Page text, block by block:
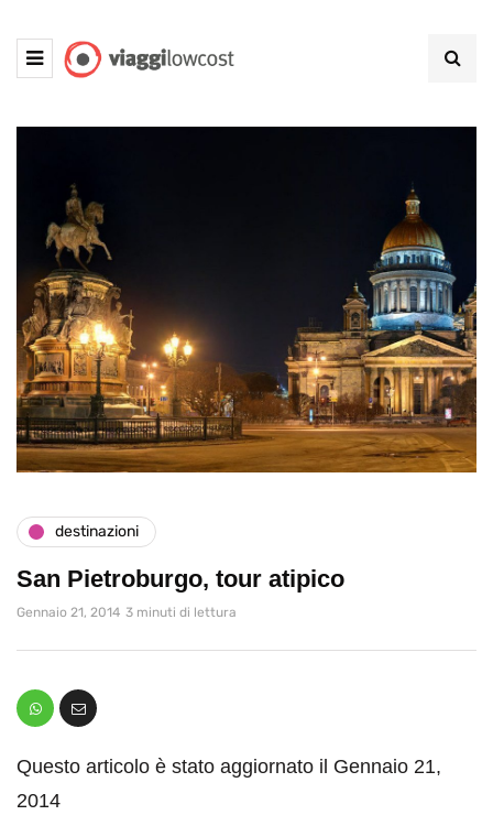
destinazioni
San Pietroburgo, tour atipico
Gennaio 21, 2014 3 minuti di lettura
Questo articolo è stato aggiornato il Gennaio 21,
2014